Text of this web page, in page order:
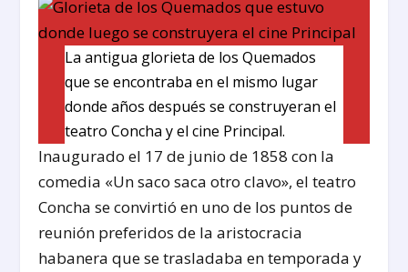
La antigua glorieta de los Quemados
que se encontraba en el mismo lugar
donde años después se construyeran el
teatro Concha y el cine Principal.
Inaugurado el 17 de junio de 1858 con la
comedia «Un saco saca otro clavo», el teatro
Concha se convirtió en uno de los puntos de
reunión preferidos de la aristocracia
habanera que se trasladaba en temporada y